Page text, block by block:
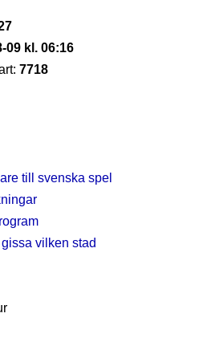
09 kl. 06:16
7718
till svenska spel
vilken stad